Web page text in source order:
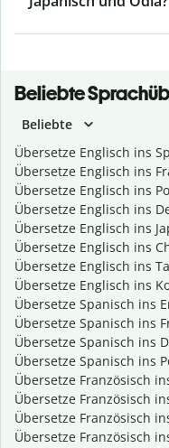
Beliebte
Beliebte
Übersetze Englisch ins
Übersetze Englisch ins
Übersetze Englisch ins
Übersetze Englisch ins
Übersetze Englisch ins
Übersetze Englisch ins
Übersetze Englisch ins
Übersetze Englisch ins
Übersetze Spanisch ins
Übersetze Spanisch ins
Übersetze Spanisch ins
Übersetze Spanisch ins
Übersetze Französisch
Übersetze Französisch
Übersetze Französisch
Übersetze Französisch